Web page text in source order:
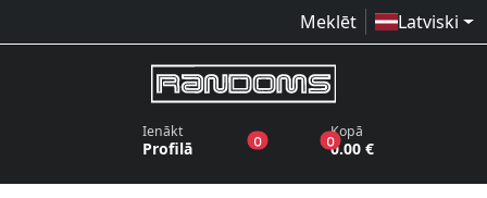
Meklēt Latviski
Ienākt
Profilā 0produkti vēlmju sarakstā
0produkti grozā
Kopā
0.00 €